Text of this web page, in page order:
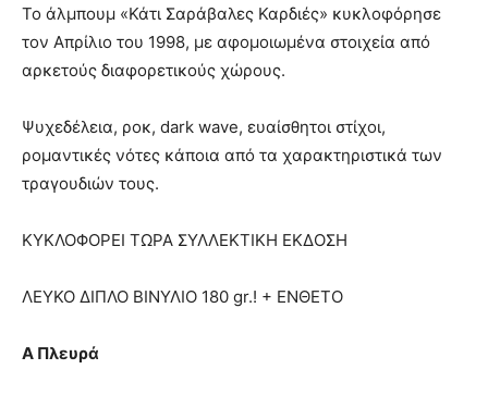
Το άλμπουμ «Κάτι Σαράβαλες Καρδιές» κυκλοφόρησε
τον Απρίλιο του 1998, με αφομοιωμένα στοιχεία από
αρκετούς διαφορετικούς χώρους.
Ψυχεδέλεια, ροκ, dark wave, ευαίσθητοι στίχοι,
ρομαντικές νότες κάποια από τα χαρακτηριστικά των
τραγουδιών τους.
ΚΥΚΛΟΦΟΡΕΙ ΤΩΡΑ ΣΥΛΛΕΚΤΙΚΗ ΕΚΔΟΣΗ
ΛΕΥΚΟ ΔΙΠΛΟ ΒΙΝΥΛΙΟ 180 gr.! + ΕΝΘΕΤΟ
Α Πλευρά